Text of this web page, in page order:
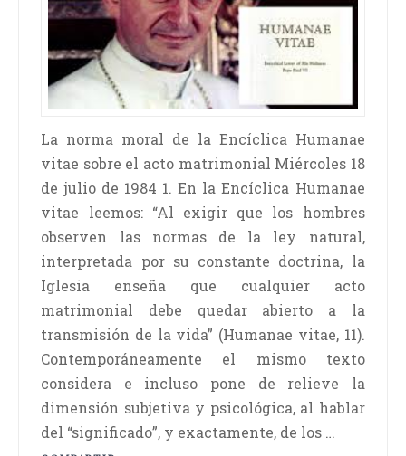
La norma moral de la Encíclica Humanae
vitae sobre el acto matrimonial Miércoles 18
de julio de 1984 1. En la Encíclica Humanae
vitae leemos: “Al exigir que los hombres
observen las normas de la ley natural,
interpretada por su constante doctrina, la
Iglesia enseña que cualquier acto
matrimonial debe quedar abierto a la
transmisión de la vida” (Humanae vitae, 11).
Contemporáneamente el mismo texto
considera e incluso pone de relieve la
dimensión subjetiva y psicológica, al hablar
del “significado”, y exactamente, de los …